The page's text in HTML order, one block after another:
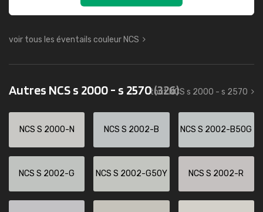
voir tous les éventails couleur NCS
Autres NCS s 2000 - s 2570(326)
tout NCS s 2000 - s 2570
NCS S 2000-N NCS S 2002-B NCS S 2002-B50G
NCS S 2002-G NCS S 2002-G50Y NCS S 2002-R